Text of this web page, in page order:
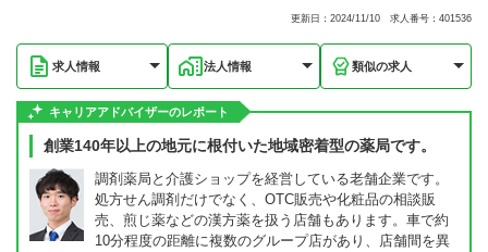
更新日：2024/11/10 求人番号：401536
求人情報 法人情報 類似の求人
キャリアアドバイザーのレポート
創業140年以上の地元に根付いた地域密着型の薬局です。
調剤薬局と介護ショップを経営している老舗企業です。
処方せん調剤だけでなく、OTC販売や化粧品の相談販
売、煎じ薬などの漢方薬を扱う店舗もあります。車で約
10分程度の距離に複数のグループ店があり、店舗間を異